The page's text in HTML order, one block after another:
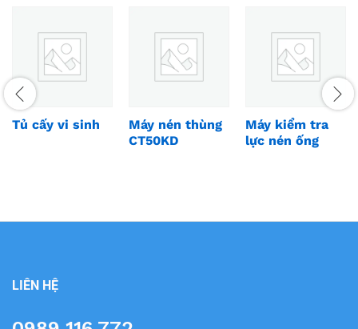
Tủ cấy vi sinh
Máy nén thùng
CT50KD
Máy kiểm tra
lực nén ống
LIÊN HỆ